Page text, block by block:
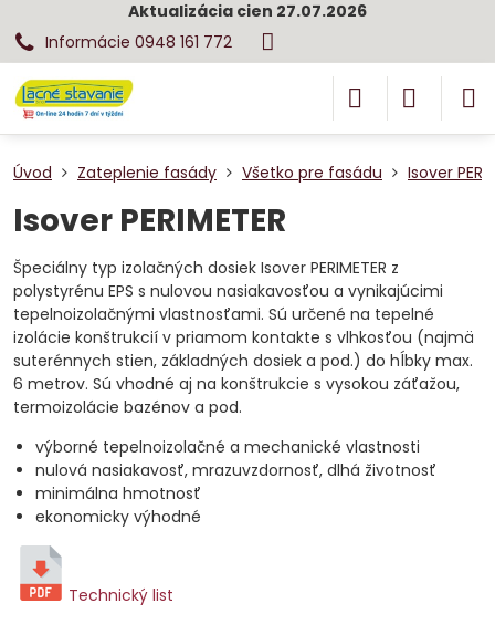
Aktualizácia cien 27.07.2026
Informácie 0948 161 772
Úvod Zateplenie fasády Všetko pre fasádu Isover
Isover PERIMETER
Špeciálny typ izolačných dosiek Isover PERIMETER z
polystyrénu EPS s nulovou nasiakavosťou a vynikajúcimi
tepelnoizolačnými vlastnosťami. Sú určené na tepelné
izolácie konštrukcií v priamom kontakte s vlhkosťou (najmä
suterénnych stien, základných dosiek a pod.) do hĺbky max.
6 metrov. Sú vhodné aj na konštrukcie s vysokou záťažou,
termoizolácie bazénov a pod.
výborné tepelnoizolačné a mechanické vlastnosti
nulová nasiakavosť, mrazuvzdornosť, dlhá životnosť
minimálna hmotnosť
ekonomicky výhodné
Technický list